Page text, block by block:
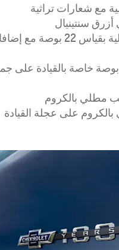
مع شعارات تراثية
سنتينيال
عجلات مطلية بقياس 22
إطارات 22 بوصة خاصة بالقيادة على
بالكروم
على عجلة القيادة